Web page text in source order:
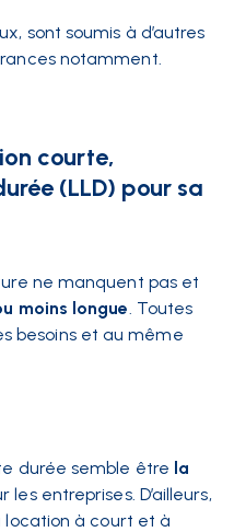
sont soumis à d’autres
notamment.
courte,
(LLD) pour sa
ne manquent pas et
moins longue. Toutes
besoins et au même
durée semble être la
les entreprises. D’ailleurs,
à court et à